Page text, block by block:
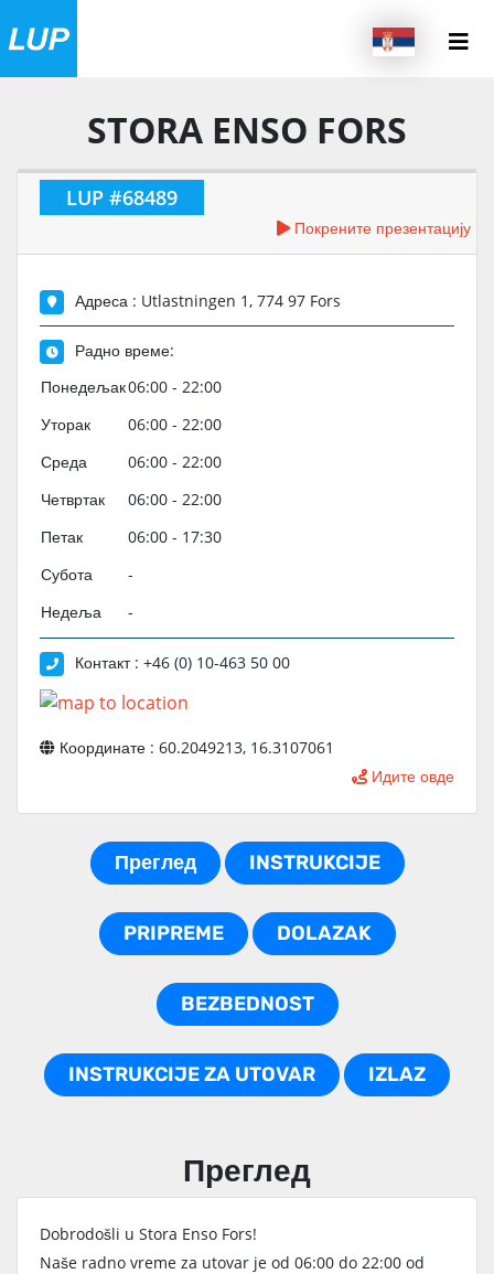
STORA ENSO FORS
LUP #68489
Покрените презентацију
Адреса : Utlastningen 1, 774 97 Fors
Радно време:
Понедељак06:00 - 22:00
Уторак
06:00 - 22:00
Среда
06:00 - 22:00
Четвртак
06:00 - 22:00
Петак
06:00 - 17:30
Субота
-
Недеља
-
Контакт : +46 (0) 10-463 50 00
Координате : 60.2049213, 16.3107061
Идите овде
Преглед INSTRUKCIJE
PRIPREME DOLAZAK
BEZBEDNOST
INSTRUKCIJE ZA UTOVAR IZLAZ
Преглед
Dobrodošli u Stora Enso Fors!
Naše radno vreme za utovar je od 06:00 do 22:00 od